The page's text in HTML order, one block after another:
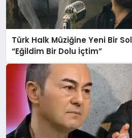
Türk Halk Müziğine Yeni Bir
“Eğildim Bir Dolu İçtim”